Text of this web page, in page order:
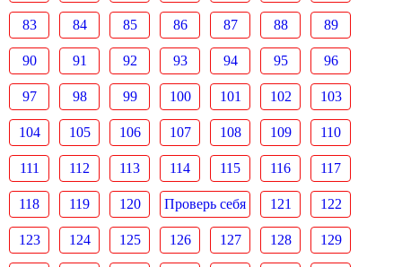
83 84 85 86 87 88 89
90 91 92 93 94 95 96
97 98 99 100 101 102 103
104 105 106 107 108 109 110
111 112 113 114 115 116 117
118 119 120 Проверь себя 121 122
123 124 125 126 127 128 129